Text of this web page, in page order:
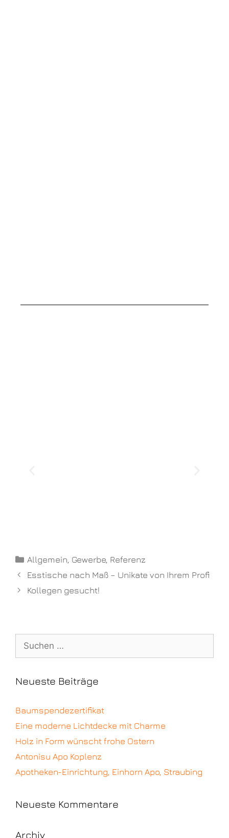
Allgemein, Gewerbe, Referenz
Esstische nach Maß – Unikate von Ihrem Profi
Kollegen gesucht!
Neueste Beiträge
Baumspendezertifikat
Eine moderne Lichtdecke mit Charme
Holz in Form wünscht frohe Ostern
Antonisu Apo Koplenz
Apotheken-Einrichtung, Einhorn Apo, Straubing
Neueste Kommentare
Archiv